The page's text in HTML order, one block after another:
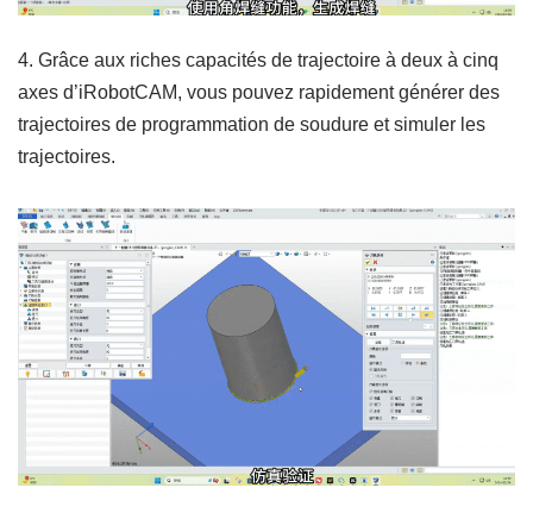
4. Grâce aux riches capacités de trajectoire à deux à cinq
axes d’iRobotCAM, vous pouvez rapidement générer des
trajectoires de programmation de soudure et simuler les
trajectoires.